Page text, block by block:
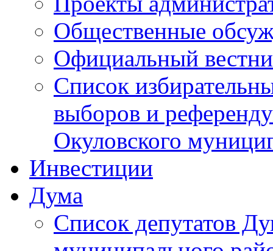
Общественные
Официальный
Список
выборов и
Окуловского
Инвестиции
Дума
Список депутатов